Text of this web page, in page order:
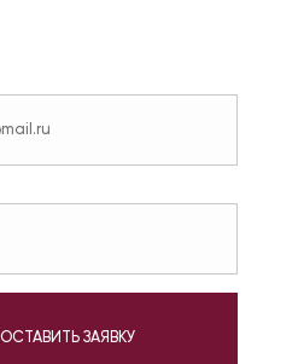
ОСТАВИТЬ ЗАЯВКУ